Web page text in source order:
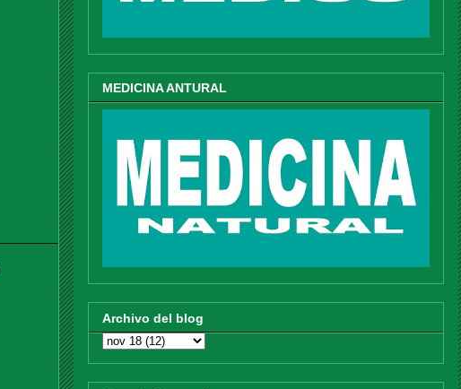
MEDICINA ANTURAL
Archivo del blog